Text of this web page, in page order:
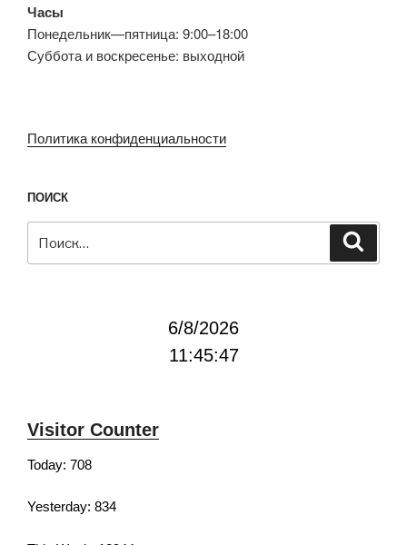
Часы
Понедельник—пятница: 9:00–18:00
Суббота и воскресенье: выходной
Политика конфиденциальности
ПОИСК
6/8/2026
11:45:48
Visitor Counter
Today: 708
Yesterday: 834